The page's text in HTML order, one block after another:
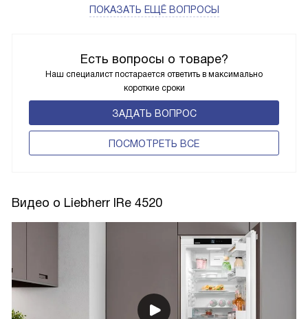
Есть вопросы о товаре?
Наш специалист постарается ответить в максимально
короткие сроки
ЗАДАТЬ ВОПРОС
ПОCМОТРЕТЬ ВСЕ
ПОКАЗАТЬ ЕЩЁ ВОПРОСЫ
Видео о Liebherr IRe 4520